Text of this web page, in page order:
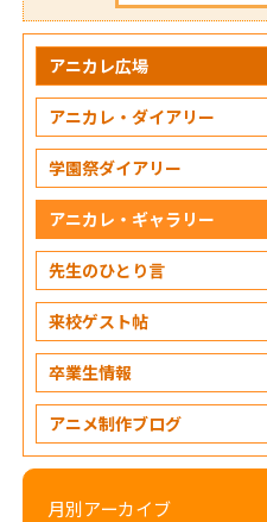
アニカレ広場
アニカレ・ダイアリー
学園祭ダイアリー
アニカレ・ギャラリー
先生のひとり言
来校ゲスト帖
卒業生情報
アニメ制作ブログ
月別アーカイブ